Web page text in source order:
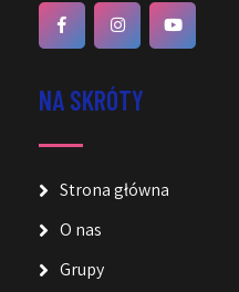
NA SKRÓTY
Strona główna
O nas
Grupy